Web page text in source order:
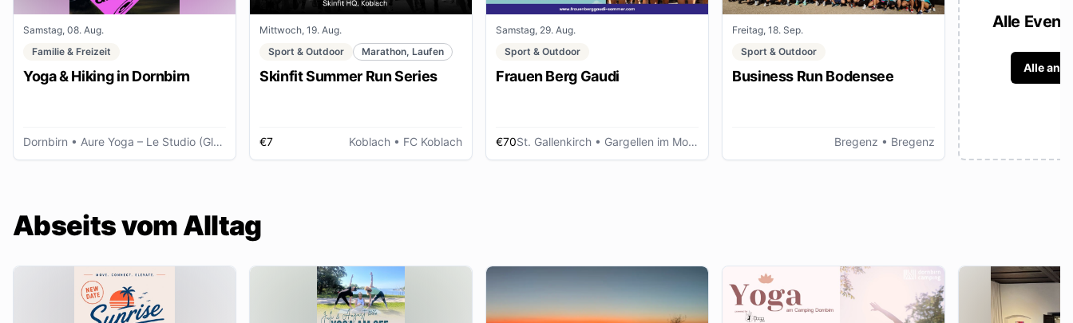
Samstag, 08. Aug.
Familie & Freizeit
Yoga & Hiking in Dornbirn
Dornbirn • Aure Yoga – Le Studio (Glöggele Haus)
Mittwoch, 19. Aug.
Sport & Outdoor
Marathon, Laufen
Skinfit Summer Run Series
€7 Koblach • FC Koblach
Samstag, 29. Aug.
Sport & Outdoor
Frauen Berg Gaudi
€70St. Gallenkirch • Gargellen im Montafon
Freitag, 18. Sep.
Sport & Outdoor
Business Run Bodensee
Bregenz • Bregenz
Alle
Alle
Abseits vom Alltag